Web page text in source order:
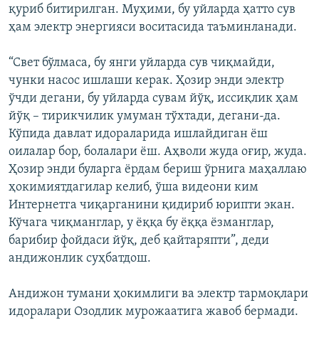
қуриб битирилган. Муҳими, бу уйларда ҳатто сув
ҳам электр энергияси воситасида таъминланади.
“Свет бўлмаса, бу янги уйларда сув чиқмайди,
чунки насос ишлаши керак. Ҳозир энди электр
ўчди дегани, бу уйларда сувам йўқ, иссиқлик ҳам
йўқ – тирикчилик умуман тўхтади, дегани-да.
Кўпида давлат идораларида ишлайдиган ёш
оилалар бор, болалари ёш. Аҳволи жуда оғир, жуда.
Ҳозир энди буларга ёрдам бериш ўрнига маҳаллаю
ҳокимиятдагилар келиб, ўша видеони ким
Интернетга чиқарганини қидириб юрипти экан.
Кўчага чиқманглар, у ёққа бу ёққа ёзманглар,
барибир фойдаси йўқ, деб қайтаряпти”, деди
андижонлик суҳбатдош.
Андижон тумани ҳокимлиги ва электр тармоқлари
идоралари Озодлик мурожаатига жавоб бермади.